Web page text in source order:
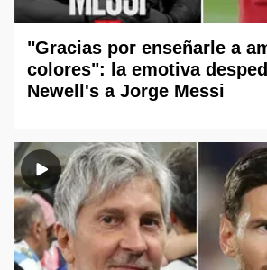
"Gracias por enseñarle a
colores": la emotiva
Newell's a Jorge Messi